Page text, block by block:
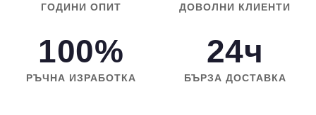
ГОДИНИ ОПИТ ДОВОЛНИ КЛИЕНТИ
100%
РЪЧНА ИЗРАБОТКА
24ч
БЪРЗА ДОСТАВКА